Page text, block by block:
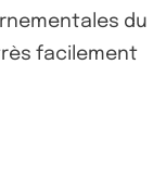
du
facilement